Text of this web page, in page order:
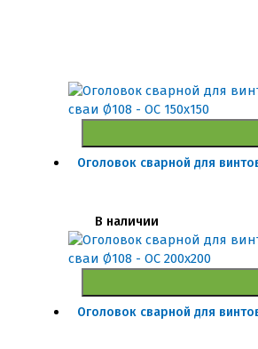
Оголовок сварной для
В наличии
Оголовок сварной для